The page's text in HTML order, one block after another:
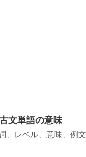
文単語の意味
、レベル、意味、例